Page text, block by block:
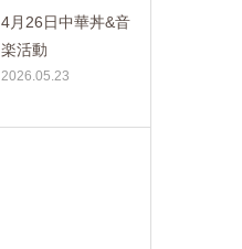
4月26日中華丼&音
楽活動
2026.05.23